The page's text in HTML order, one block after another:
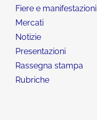
Fiere e manifestazioni
Mercati
Notizie
Presentazioni
Rassegna stampa
Rubriche